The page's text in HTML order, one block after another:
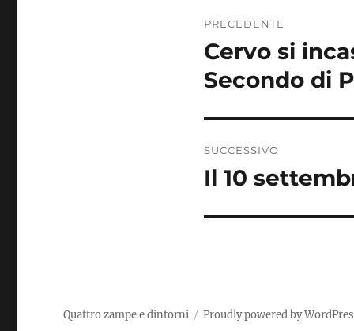
articoli
PRECEDENTE
Articolo
precedente:
Cervo si
Secondo di
SUCCESSIVO
Articolo
Il 10
Quattro zampe e dintorni Proudly powered by